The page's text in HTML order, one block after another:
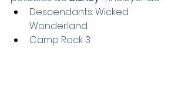
Descendants: Wicked
Wonderland
Camp Rock 3